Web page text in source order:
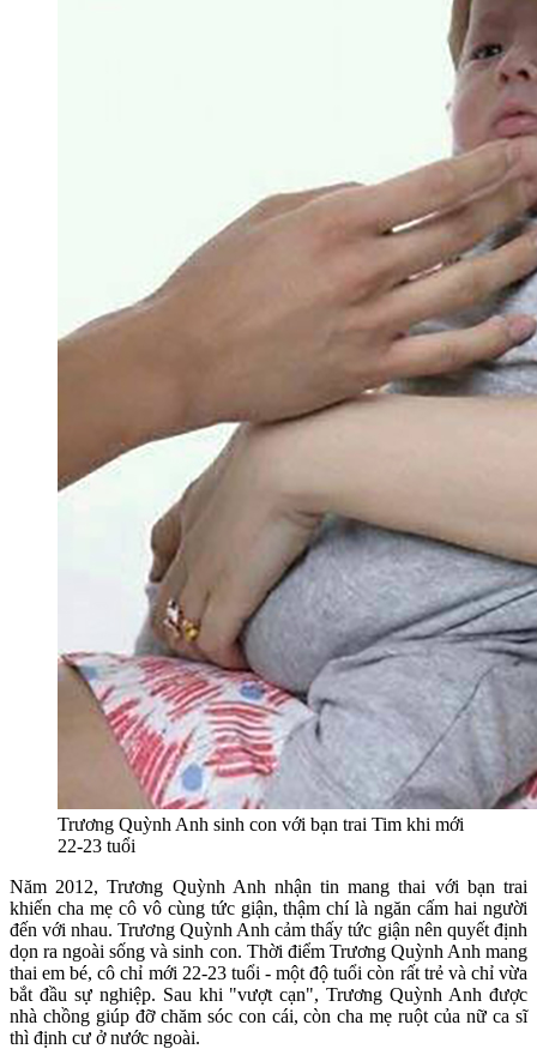
Trương Quỳnh Anh sinh con với bạn trai Tim khi mới
22-23 tuổi
Năm 2012, Trương Quỳnh Anh nhận tin mang thai với bạn trai
khiến cha mẹ cô vô cùng tức giận, thậm chí là ngăn cấm hai người
đến với nhau. Trương Quỳnh Anh cảm thấy tức giận nên quyết định
dọn ra ngoài sống và sinh con. Thời điểm Trương Quỳnh Anh mang
thai em bé, cô chỉ mới 22-23 tuổi - một độ tuổi còn rất trẻ và chỉ vừa
bắt đầu sự nghiệp. Sau khi "vượt cạn", Trương Quỳnh Anh được
nhà chồng giúp đỡ chăm sóc con cái, còn cha mẹ ruột của nữ ca sĩ
thì định cư ở nước ngoài.